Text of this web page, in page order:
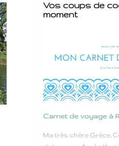
Vos coups de
moment
Carnet de voyage à
Ma très chère Grèce,